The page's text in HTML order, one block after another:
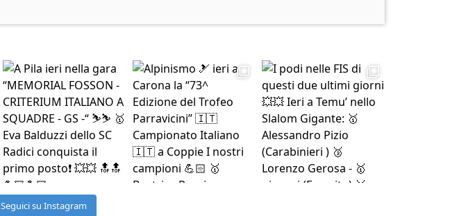
Seguici su Instagram